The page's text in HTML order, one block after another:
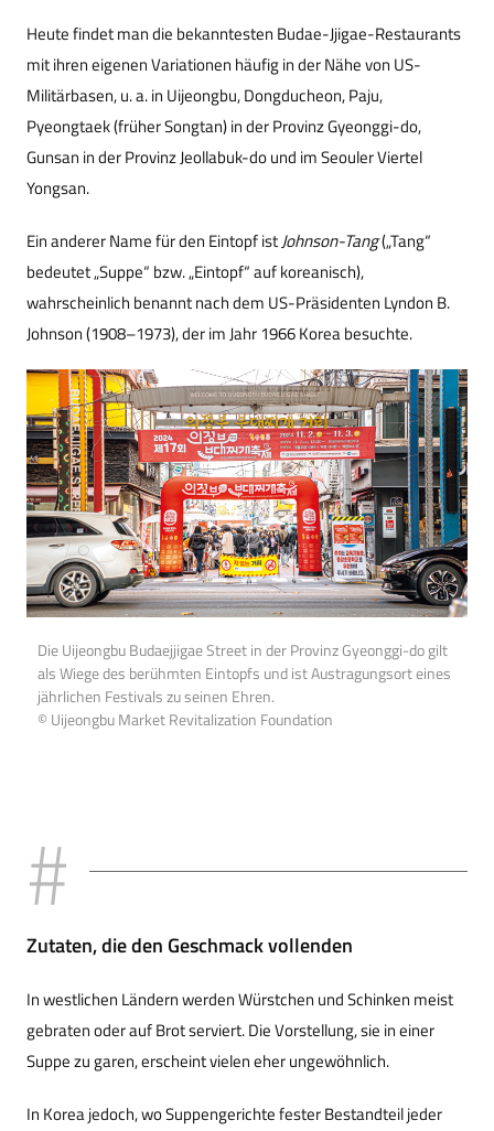
Heute findet man die bekanntesten Budae-Jjigae-Restaurants
mit ihren eigenen Variationen häufig in der Nähe von US-
Militärbasen, u. a. in Uijeongbu, Dongducheon, Paju,
Pyeongtaek (früher Songtan) in der Provinz Gyeonggi-do,
Gunsan in der Provinz Jeollabuk-do und im Seouler Viertel
Yongsan.
Ein anderer Name für den Eintopf istJohnson-Tang(„Tang“
bedeutet „Suppe“ bzw. „Eintopf“ auf koreanisch),
wahrscheinlich benannt nach dem US-Präsidenten Lyndon B.
Johnson (1908–1973), der im Jahr 1966 Korea besuchte.
Die Uijeongbu Budaejjigae Street in der Provinz Gyeonggi-do gilt
als Wiege des berühmten Eintopfs und ist Austragungsort eines
jährlichen Festivals zu seinen Ehren.
© Uijeongbu Market Revitalization Foundation
Zutaten, die den Geschmack vollenden
In westlichen Ländern werden Würstchen und Schinken meist
gebraten oder auf Brot serviert. Die Vorstellung, sie in einer
Suppe zu garen, erscheint vielen eher ungewöhnlich.
In Korea jedoch, wo Suppengerichte fester Bestandteil jeder